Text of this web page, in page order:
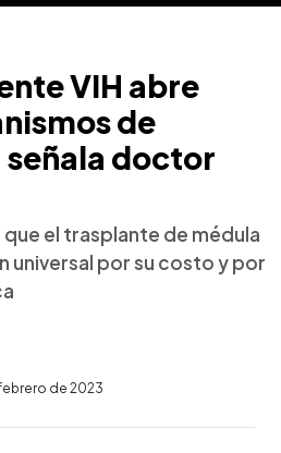
VIH abre
de
doctor
el trasplante de médula
universal por su costo y por
de 2023